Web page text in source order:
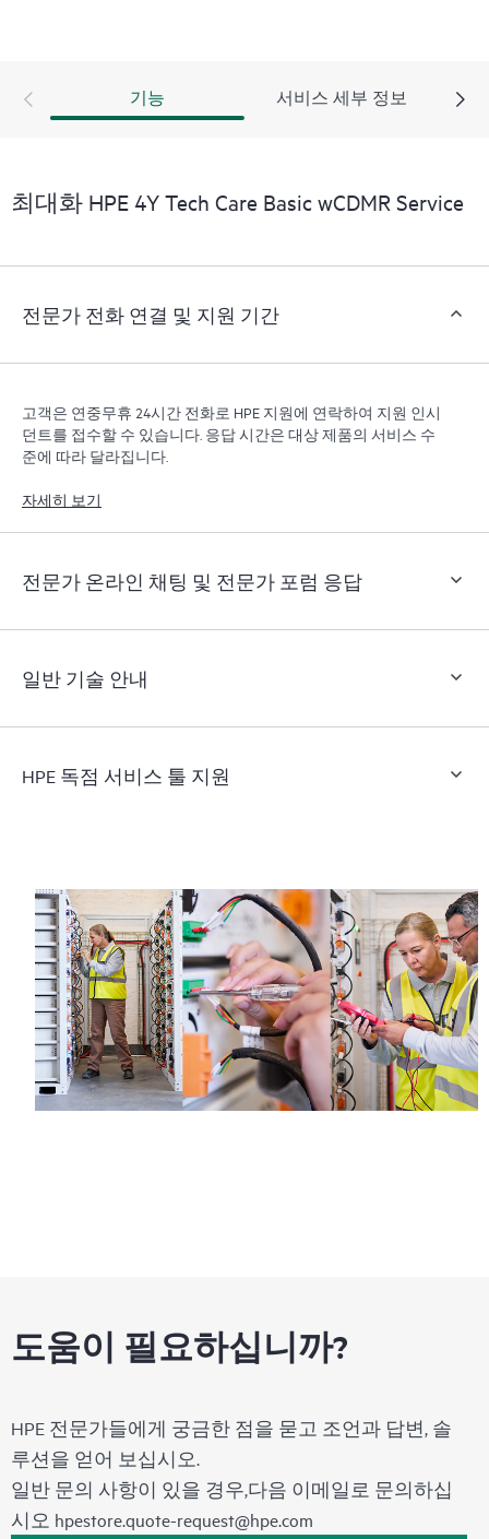
제품, 서비스, 사례에 대한 실행 가능한 데이터와 HPE
Tech Care 서비스 하에 지원되는 지원 계약을 제공하는
제품과 그 상호 작용 방식을 인지하여 더 쉽게 자산을 관
리할 수 있습니다. 새로운 셀프 서비스 툴을 활용하여 고
수 있으며, 선별된 지식 리소스 포털이 제공됩니다. HPE
과 성능 최적화 촉진을 지원하는 HPE 리소스에 대한 액
기능 서비스 세부 정보
최대화 HPE 4Y Tech Care Basic wCDMR Service
전문가 전화 연결 및 지원 기간
고객은 연중무휴 24시간 전화로 HPE 지원에 연락하여 지원 인시
던트를 접수할 수 있습니다. 응답 시간은 대상 제품의 서비스 수
준에 따라 달라집니다.
자세히 보기
전문가 온라인 채팅 및 전문가 포럼 응답
일반 기술 안내
HPE 독점 서비스 툴 지원
도움이 필요하십니까?
HPE 전문가들에게 궁금한 점을 묻고 조언과 답변, 솔
루션을 얻어 보십시오.
일반 문의 사항이 있을 경우,다음 이메일로 문의하십
시오 hpestore.quote-request@hpe.com